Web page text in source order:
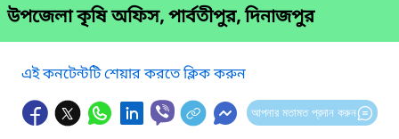
উপজেলা কৃষি অফিস, পার্বতীপুর, দিনাজপুর
এই কনটেন্টটি শেয়ার করতে ক্লিক করুন
আপনার মতামত প্রদান করুন